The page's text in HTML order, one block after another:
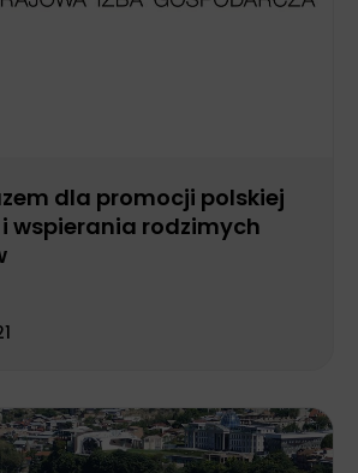
dla promocji polskiej
wspierania rodzimych